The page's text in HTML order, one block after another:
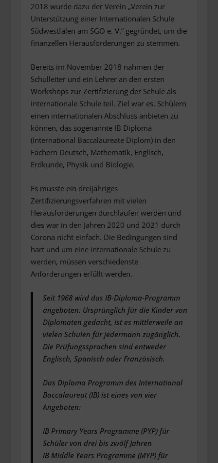
2018 wurde dazu der Verein „Verein zur
Unterstützung einer Internationalen Schule
Südwestfalen am SGO e. V.“ gegründet, um die
finanzellen Herausforderungen zu stemmen.
Bereits im November 2018 nahmen der
Schulleiter und ein Lehrer an den ersten
Workshops zur Zertifizierung der Schule als
internationale Schule teil. Ziel war es, Schülern
einen internationalen Abschluss anbieten zu
können, das sogenannte IB Diploma
(International Baccalaureate Diplom) in den
Fächern Deutsch, Mathematik, Englisch,
Erdkunde, Physik und Biologie.
Es musste ein dreijähriges
Zertifizierungsverfahren mit vielen
Herausforderungen durchlaufen werden und
dies war in den Jahren 2020 und 2021 durch
Corona nicht einfach. Die Bedingungen sind
hart und um eine internationale Schule zu
werden, müssen verschiedenste
Anforderungen erfüllt werden.
Seit 1968 wird das IB-Diploma-Programm
angeboten. Ursprünglich für die Kinder von
Diplomaten gedacht, ist es mittlerweile an
vielen Schulen für jedermann zugänglich.
Die Prüfungssprachen sind entweder
Englisch, Spanisch oder Französisch.
Das Diploma Programm des International
Baccalaureat (IB) ist eines von vier
Angeboten:
IB Primary Years Programme (PYP) für
Schüler von drei bis zwölf Jahren
IB Middle Years Programme (MYP) für